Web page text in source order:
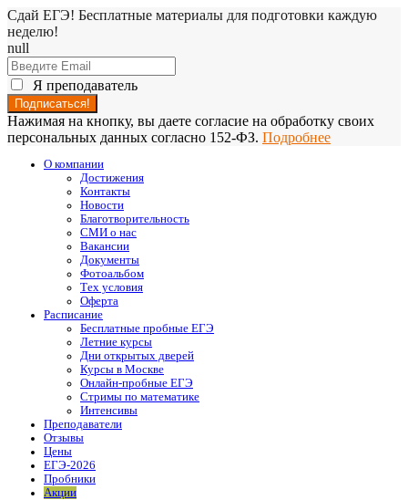
Сдай ЕГЭ! Бесплатные материалы для подготовки каждую
неделю!
null
Я преподаватель
Нажимая на кнопку, вы даете согласие на обработку своих
персональных данных согласно 152-ФЗ. Подробнее
О компании
Достижения
Контакты
Новости
Благотворительность
СМИ о нас
Вакансии
Документы
Фотоальбом
Тех условия
Оферта
Расписание
Бесплатные пробные ЕГЭ
Летние курсы
Дни открытых дверей
Курсы в Москве
Онлайн-пробные ЕГЭ
Стримы по математике
Интенсивы
Преподаватели
Отзывы
Цены
ЕГЭ-2026
Пробники
Акции